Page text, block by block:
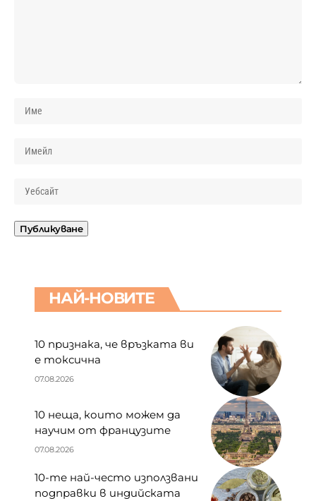
НАЙ-НОВИТЕ
10 признака, че връзката ви
е токсична
07.08.2026
10 неща, които можем да
научим от французите
07.08.2026
10-те най-често използвани
подправки в индийската